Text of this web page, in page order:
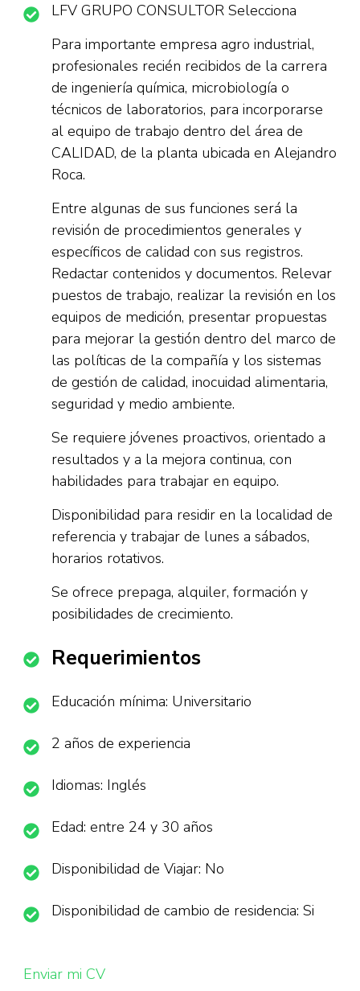
LFV GRUPO CONSULTOR Selecciona
Para importante empresa agro industrial,
profesionales recién recibidos de la carrera
de ingeniería química, microbiología o
técnicos de laboratorios, para incorporarse
al equipo de trabajo dentro del área de
CALIDAD, de la planta ubicada en Alejandro
Roca.
Entre algunas de sus funciones será la
revisión de procedimientos generales y
específicos de calidad con sus registros.
Redactar contenidos y documentos. Relevar
puestos de trabajo, realizar la revisión en los
equipos de medición, presentar propuestas
para mejorar la gestión dentro del marco de
las políticas de la compañía y los sistemas
de gestión de calidad, inocuidad alimentaria,
seguridad y medio ambiente.
Se requiere jóvenes proactivos, orientado a
resultados y a la mejora continua, con
habilidades para trabajar en equipo.
Disponibilidad para residir en la localidad de
referencia y trabajar de lunes a sábados,
horarios rotativos.
Se ofrece prepaga, alquiler, formación y
posibilidades de crecimiento.
Requerimientos
Educación mínima: Universitario
2 años de experiencia
Idiomas: Inglés
Edad: entre 24 y 30 años
Disponibilidad de Viajar: No
Disponibilidad de cambio de residencia: Si
Enviar mi CV